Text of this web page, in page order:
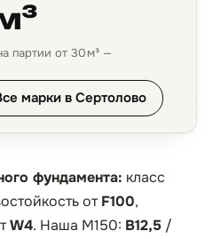
партии от 30 м³ —
марки в Сертолово
фундамента: класс
отF100,
W4. Наша М150: B12,5 /